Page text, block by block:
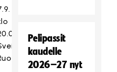
Pelipassit
kaudelle
2026–27 nyt